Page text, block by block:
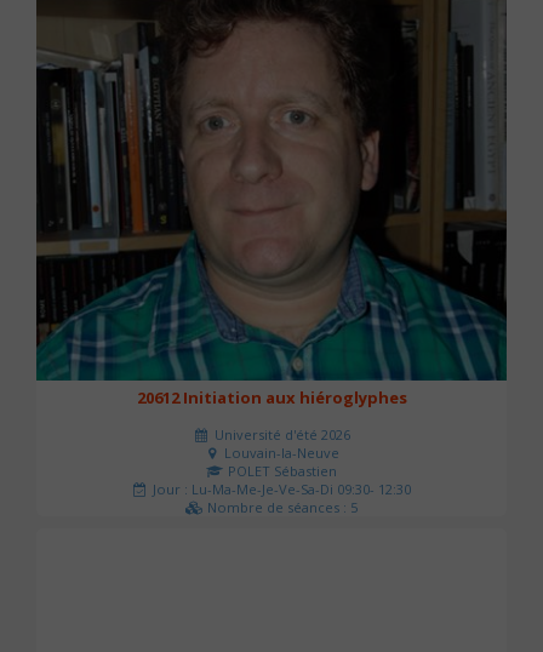
20612 Initiation aux hiéroglyphes
Université d'été 2026
Louvain-la-Neuve
POLET Sébastien
Jour : Lu-Ma-Me-Je-Ve-Sa-Di 09:30- 12:30
Nombre de séances : 5